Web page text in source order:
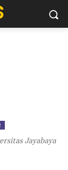
Jayabaya